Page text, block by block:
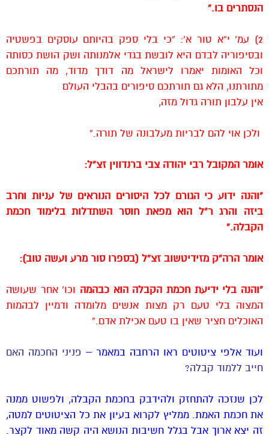
הנסתרים בו.”
2) עמ’ י”א טור א’: “כי בלי ספק בהיותם עוסקים בפשטיה
ובסיפוריה לבדם היא לובשת בגדי אלמנותה ושק הושת כסותה
וכל האומות יאמרו לישראל מה דודך מדוד, מה תורתכם
מתורתנו, הלא גם תורתכם סיפורים בהבלי העולם
אין עלבון תורה גדול מזה,
ולכן אוי להם לבריות מעלבונה של תורה.”
אומר המקובל רבי יהודה צבי ברנדווין זצ”ל:
“והנה ידוע כי הגורם לכל היסורים הנוראים של עניות וחרב
ביזה והרג ר”ל הוא מפאת חוסר השתדלות בלימוד חכמת
הקבלה.”
אומר הרה”ק מזידיטשוב זצ”ל (בספרו סור מרע ועשה טוב):
“והנה בלי ידיעת חכמת הקבלה הוא כבהמה וכו’ אחר שעושה
המצוה בלי טעם רק מצות אנשים מלומדה ודמיין לבהמות
האוכלים חציר שאין בו טעם אכילת אדם.”
ועוד אלפי ציטוטים ראו הרחבה במאמר – פניני החכמה האם
חייב ללמוד קבלה?
לכן שנזכה להתחזק ולהידבק בחכמת הקבלה, ולפשוט ממנה
את חכמת האמת. ממליץ לקרוא בעיון את כל הציטוטים למטה,
זה יצא ארוך אבל בגלל חשיבות הנושא היה קשה מאוד לקצר.